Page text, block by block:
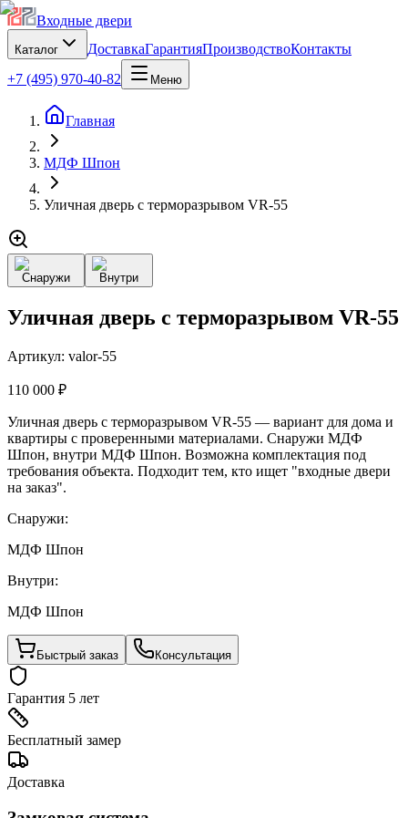
Входные двери
Каталог ДоставкаГарантияПроизводствоКонтакты
+7 (495) 970-40-82
Меню
Главная
МДФ Шпон
Уличная дверь с терморазрывом VR-55
Снаружи Внутри
Уличная дверь с терморазрывом VR-55
Артикул: valor-55
110 000 ₽
Уличная дверь с терморазрывом VR-55 — вариант для дома и
квартиры с проверенными материалами. Снаружи МДФ
Шпон, внутри МДФ Шпон. Возможна комплектация под
требования объекта. Подходит тем, кто ищет "входные двери
на заказ".
Снаружи:
МДФ Шпон
Внутри:
МДФ Шпон
Быстрый заказ Консультация
Гарантия 5 лет
Бесплатный замер
Доставка